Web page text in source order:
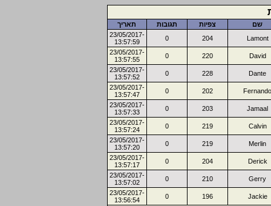
שם צפיות תגובות
תאריך
Lamont
204
0
23/05/2017-
13:57:59
David
220
0
23/05/2017-
13:57:55
Dante
228
0
23/05/2017-
13:57:52
Fernando
202
0
23/05/2017-
13:57:47
Jamaal
203
0
23/05/2017-
13:57:33
Calvin
219
0
23/05/2017-
13:57:24
Merlin
219
0
23/05/2017-
13:57:20
Derick
204
0
23/05/2017-
13:57:17
Gerry
210
0
23/05/2017-
13:57:02
Jackie
196
0
23/05/2017-
13:56:54